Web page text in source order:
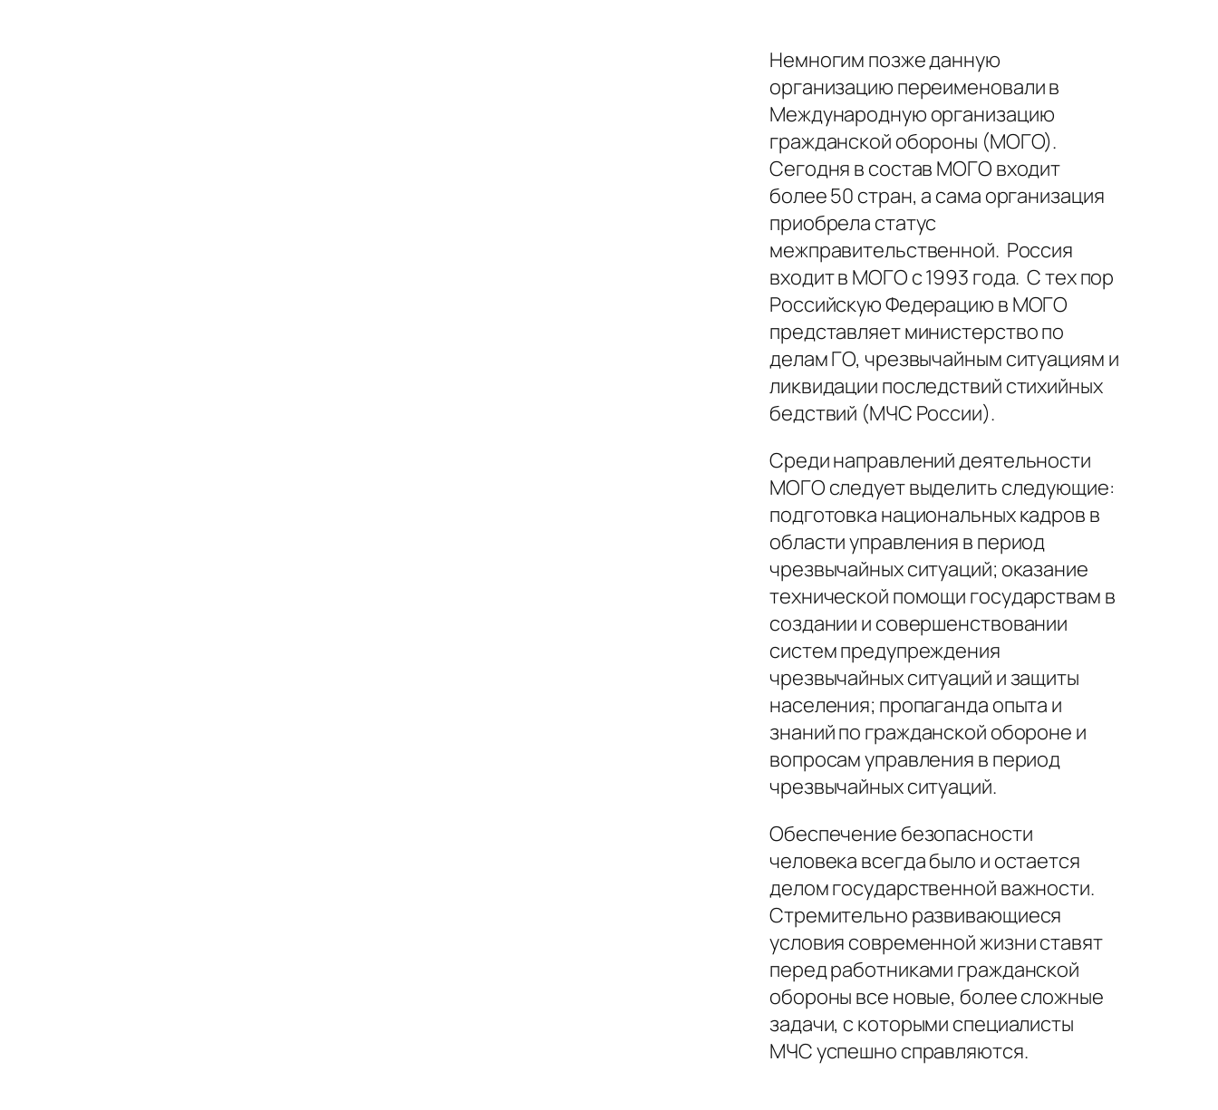
Немногим позже данную
организацию переименовали в
Международную организацию
гражданской обороны (МОГО).
Сегодня в состав МОГО входит
более 50 стран, а сама организация
приобрела статус
межправительственной. Россия
входит в МОГО с 1993 года. С тех пор
Российскую Федерацию в МОГО
представляет министерство по
делам ГО, чрезвычайным ситуациям и
ликвидации последствий стихийных
бедствий (МЧС России).
Среди направлений деятельности
МОГО следует выделить следующие:
подготовка национальных кадров в
области управления в период
чрезвычайных ситуаций; оказание
технической помощи государствам в
создании и совершенствовании
систем предупреждения
чрезвычайных ситуаций и защиты
населения; пропаганда опыта и
знаний по гражданской обороне и
вопросам управления в период
чрезвычайных ситуаций.
Обеспечение безопасности
человека всегда было и остается
делом государственной важности.
Стремительно развивающиеся
условия современной жизни ставят
перед работниками гражданской
обороны все новые, более сложные
задачи, с которыми специалисты
МЧС успешно справляются.